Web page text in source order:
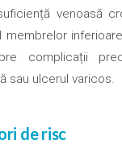
venoasă
membrelor
complicații
sau ulcerul varicos.
de risc